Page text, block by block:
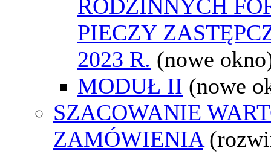
RODZINNYCH
PIECZY
2023 R. (nowe
MODUŁ II (nowe
SZACOWANIE
ZAMÓWIENIA